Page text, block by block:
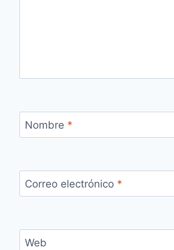
Nombre *
Correo electrónico *
Web